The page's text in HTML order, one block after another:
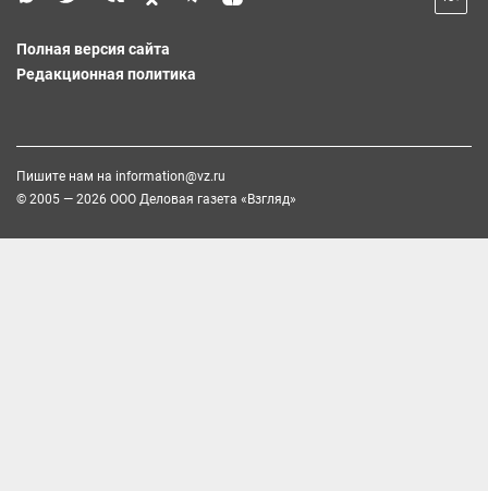
Полная версия сайта
Редакционная политика
Пишите нам на information@vz.ru
© 2005 — 2026 ООО Деловая газета «Взгляд»